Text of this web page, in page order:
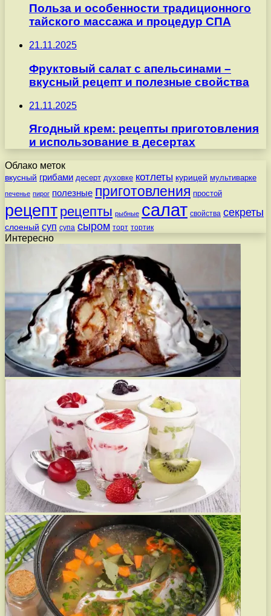
Польза и особенности традиционного
тайского массажа и процедур СПА
21.11.2025
Фруктовый салат с апельсинами –
вкусный рецепт и полезные свойства
21.11.2025
Ягодный крем: рецепты приготовления
и использование в десертах
Облако меток
вкусный грибами десерт духовке котлеты курицей мультиварке
печенье пирог полезные приготовления простой
рецепт рецепты рыбные салат свойства секреты
слоеный суп супа сыром торт тортик
Интересно